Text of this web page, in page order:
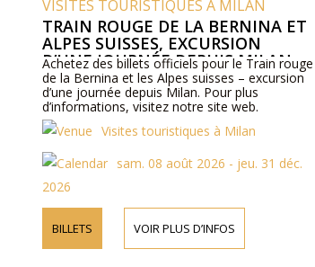
VISITES TOURISTIQUES À MILAN
TRAIN ROUGE DE LA BERNINA ET
ALPES SUISSES, EXCURSION
D’UNE JOURNÉE DEPUIS MILAN
Achetez des billets officiels pour le Train rouge
de la Bernina et les Alpes suisses – excursion
d’une journée depuis Milan. Pour plus
d’informations, visitez notre site web.
Visites touristiques à Milan
sam. 08 août 2026 - jeu. 31 déc.
2026
BILLETS VOIR PLUS D’INFOS